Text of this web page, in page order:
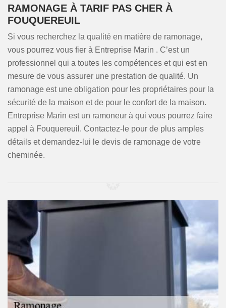
RAMONAGE À TARIF PAS CHER À
FOUQUEREUIL
Si vous recherchez la qualité en matière de ramonage,
vous pourrez vous fier à Entreprise Marin . C’est un
professionnel qui a toutes les compétences et qui est en
mesure de vous assurer une prestation de qualité. Un
ramonage est une obligation pour les propriétaires pour la
sécurité de la maison et de pour le confort de la maison.
Entreprise Marin est un ramoneur à qui vous pourrez faire
appel à Fouquereuil. Contactez-le pour de plus amples
détails et demandez-lui le devis de ramonage de votre
cheminée.